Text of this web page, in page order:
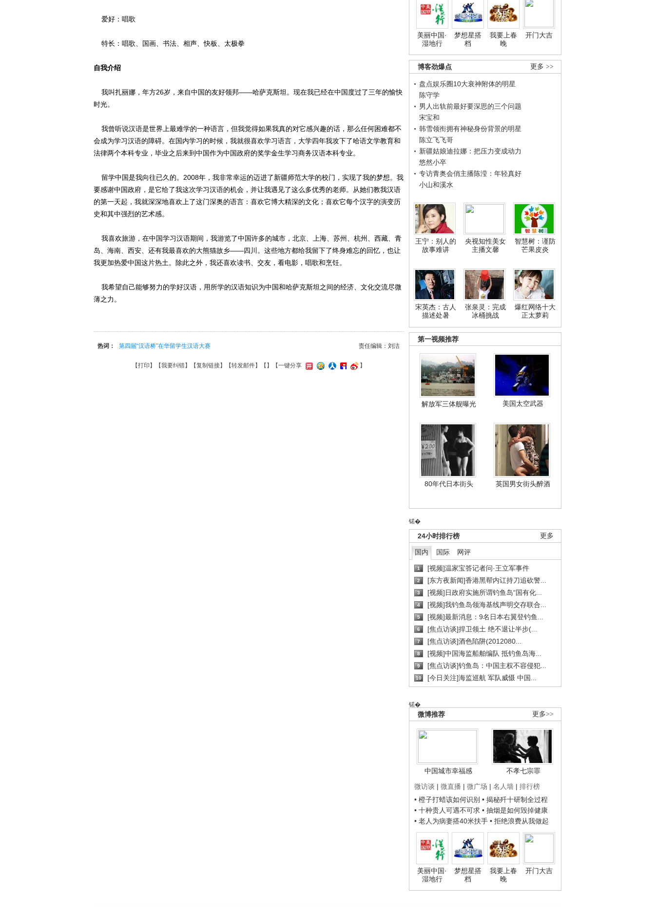
美丽中国·
湿地行
梦想星搭
档
我要上春
晚
开门大吉
更多 >>
博客劲爆点
盘点娱乐圈10大衰神附体的明星
陈守学
男人出轨前最好要深思的三个问题
宋宝和
韩雪领衔拥有神秘身份背景的明星
陈立飞飞哥
新疆姑娘迪拉娜：把压力变成动力
悠然小卒
专访青奥会俏主播陈滢：年轻真好
小山和溪水
王宁：别人的
故事难讲
央视知性美女
主播文馨
智慧树：谨防
芒果皮炎
宋英杰：古人
描述处暑
张泉灵：完成
冰桶挑战
爆红网络十大
正太萝莉
第一视频推荐
解放军三体舰曝光 美国太空武器
80年代日本街头 英国男女街头醉酒
锘�
更多
24小时排行榜
国内 国际 网评
1 [视频]温家宝答记者问·王立军事件
2 [东方夜新闻]香港黑帮内讧持刀追砍警...
3 [视频]日政府实施所谓钓鱼岛“国有化...
4 [视频]我钓鱼岛领海基线声明交存联合...
5 [视频]最新消息：9名日本右翼登钓鱼...
6 [焦点访谈]捍卫领土 绝不退让半步(...
7 [焦点访谈]酒色陷阱(2012080...
8 [视频]中国海监船舶编队 抵钓鱼岛海...
9 [焦点访谈]钓鱼岛：中国主权不容侵犯...
10 [今日关注]海监巡航 军队威慑 中国...
锘�
更多>>
微博推荐
中国城市幸福感
不孝七宗罪
微访谈 | 微直播 | 微广场 | 名人墙 | 排行榜
• 橙子打蜡该如何识别 • 揭秘歼十研制全过程
• 十种贵人可遇不可求 • 抽烟是如何毁掉健康
• 老人为病妻搭40米扶手 • 拒绝浪费从我做起
美丽中国·
湿地行
梦想星搭
档
我要上春
晚
开门大吉
爱好：唱歌
特长：唱歌、国画、书法、相声、快板、太极拳
自我介绍
我叫扎丽娜，年方26岁，来自中国的友好领邦——哈萨克斯坦。现在我已经在中国度过了三年的愉快
时光。
我曾听说汉语是世界上最难学的一种语言，但我觉得如果我真的对它感兴趣的话，那么任何困难都不
会成为学习汉语的障碍。在国内学习的时候，我就很喜欢学习语言，大学四年我攻下了哈语文学教育和
法律两个本科专业，毕业之后来到中国作为中国政府的奖学金生学习商务汉语本科专业。
留学中国是我向往已久的。2008年，我非常幸运的迈进了新疆师范大学的校门，实现了我的梦想。我
要感谢中国政府，是它给了我这次学习汉语的机会，并让我遇见了这么多优秀的老师。从她们教我汉语
的第一天起，我就深深地喜欢上了这门深奥的语言：喜欢它博大精深的文化；喜欢它每个汉字的演变历
史和其中强烈的艺术感。
我喜欢旅游，在中国学习汉语期间，我游览了中国许多的城市，北京、上海、苏州、杭州、西藏、青
岛、海南、西安、还有我最喜欢的大熊猫故乡——四川。这些地方都给我留下了终身难忘的回忆，也让
我更加热爱中国这片热土。除此之外，我还喜欢读书、交友，看电影，唱歌和烹饪。
我希望自己能够努力的学好汉语，用所学的汉语知识为中国和哈萨克斯坦之间的经济、文化交流尽微
薄之力。
责任编辑：刘洁
热词： 第四届“汉语桥”在华留学生汉语大赛
【打印 】【我要纠错】【复制链接】【转发邮件】【 】 【一键分享 】